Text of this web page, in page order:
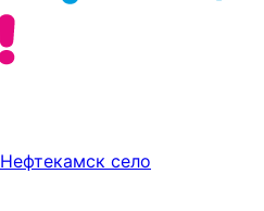
Нефтекамск село